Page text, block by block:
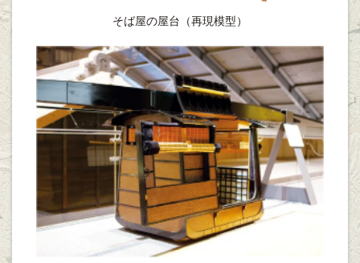
そば屋の屋台（再現模型）